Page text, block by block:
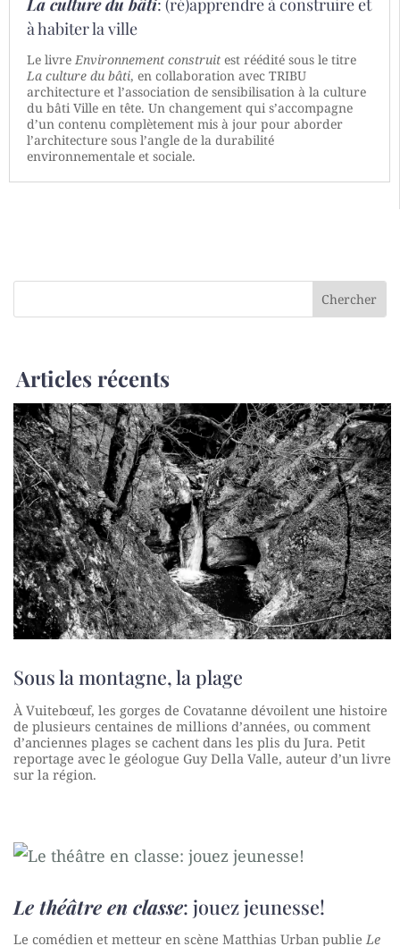
La culture du bâti: (ré)apprendre à construire et
à habiter la ville
Le livre Environnement construit est réédité sous le titre
La culture du bâti, en collaboration avec TRIBU
architecture et l’association de sensibilisation à la culture
du bâti Ville en tête. Un changement qui s’accompagne
d’un contenu complètement mis à jour pour aborder
l’architecture sous l’angle de la durabilité
environnementale et sociale.
Articles récents
Sous la montagne, la plage
À Vuitebœuf, les gorges de Covatanne dévoilent une histoire
de plusieurs centaines de millions d’années, ou comment
d’anciennes plages se cachent dans les plis du Jura. Petit
reportage avec le géologue Guy Della Valle, auteur d’un livre
sur la région.
Le théâtre en classe: jouez jeunesse!
Le comédien et metteur en scène Matthias Urban publie Le